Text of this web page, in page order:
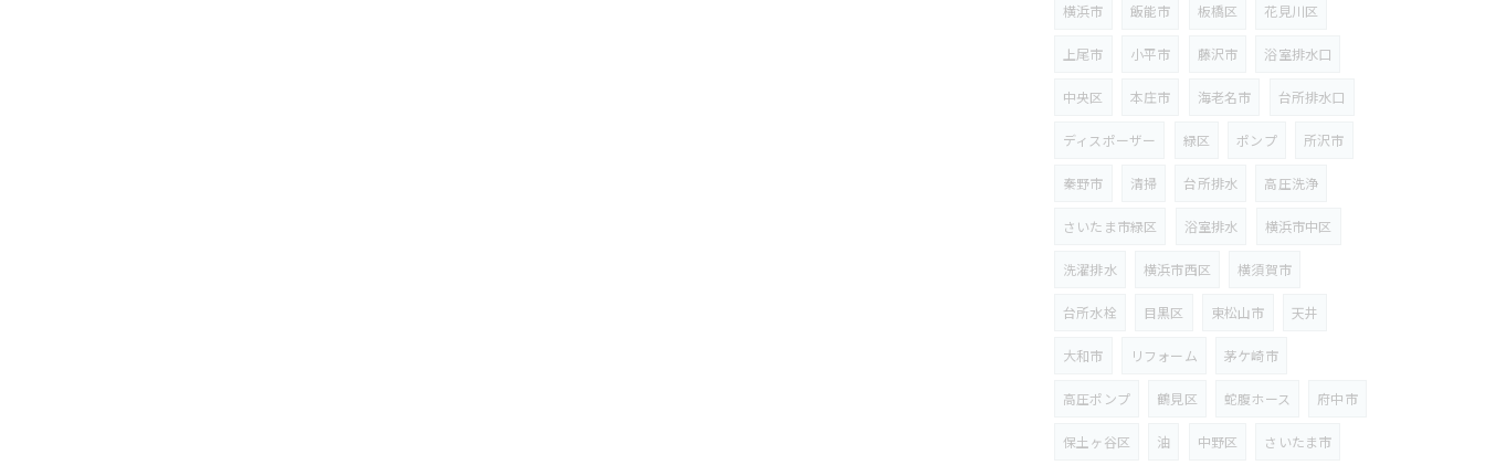
横浜市 飯能市 板橋区 花見川区
上尾市 小平市 藤沢市 浴室排水口
中央区 本庄市 海老名市 台所排水口
ディスポーザー 緑区 ポンプ 所沢市
秦野市 清掃 台所排水 高圧洗浄
さいたま市緑区 浴室排水 横浜市中区
洗濯排水 横浜市西区 横須賀市
台所水栓 目黒区 東松山市 天井
大和市 リフォーム 茅ケ崎市
高圧ポンプ 鶴見区 蛇腹ホース 府中市
保土ヶ谷区 油 中野区 さいたま市